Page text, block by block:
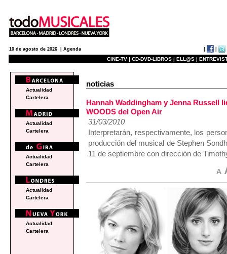
10 de agosto de 2026 | Agenda
CINE-TV | CD-DVD-LIBROS | ELL@S |
noticias
Hannah Waddingham y Jenna Russell
WOODS del Open Air
31/03/2010
Interpretarán, respectivamente, los
producción del musical de Stephen
11 de septiembre con dirección de
Actualidad
Cartelera
Actualidad
Cartelera
Actualidad
Cartelera
Actualidad
Cartelera
Actualidad
Cartelera